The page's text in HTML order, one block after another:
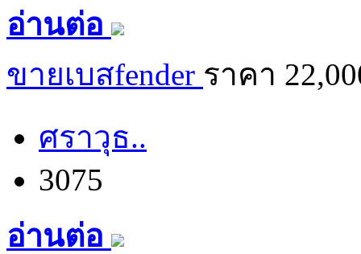
อ่านต่อ
ขายเบสfender ราคา
ศราวุธ..
3075
อ่านต่อ